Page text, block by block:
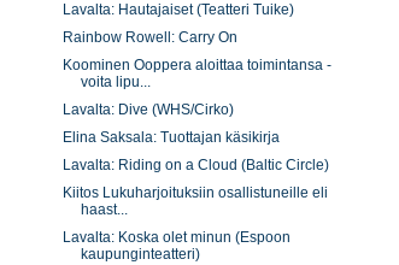
Lavalta: Hautajaiset (Teatteri Tuike)
Rainbow Rowell: Carry On
Koominen Ooppera aloittaa toimintansa -
voita lipu...
Lavalta: Dive (WHS/Cirko)
Elina Saksala: Tuottajan käsikirja
Lavalta: Riding on a Cloud (Baltic Circle)
Kiitos Lukuharjoituksiin osallistuneille eli
haast...
Lavalta: Koska olet minun (Espoon
kaupunginteatteri)